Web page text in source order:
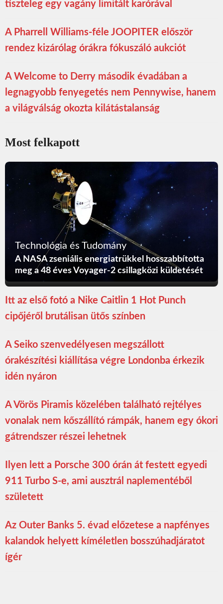
tiszteleg egy vagány limitált karórával
A Pharrell Williams-féle JOOPITER először
rendez kizárólag órákra fókuszáló aukciót
A Welcome to Derry második évadában a
legnagyobb fenyegetés nem Pennywise, hanem
a világválság okozta kilátástalanság
Most felkapott
Technológia és Tudomány
A NASA zseniális energiatrükkel hosszabbította
meg a 48 éves Voyager-2 csillagközi küldetését
Itt az első fotó a Nike Caitlin 1 Hot Punch
cipőjéről brutálisan ütős színben
A Seiko szenvedélyesen megszállott
órakészítési kiállítása végre Londonba érkezik
idén nyáron
A Vörös Piramis közelében található rejtélyes
vonalak nem kőszállító rámpák, hanem egy ókori
gátrendszer részei lehetnek
Ilyen lett a Porsche 300 órán át festett egyedi
911 Turbo S-e, ami ausztrál naplementéből
született
Az Outer Banks 5. évad előzetese a napfényes
kalandok helyett kíméletlen bosszúhadjáratot
ígér